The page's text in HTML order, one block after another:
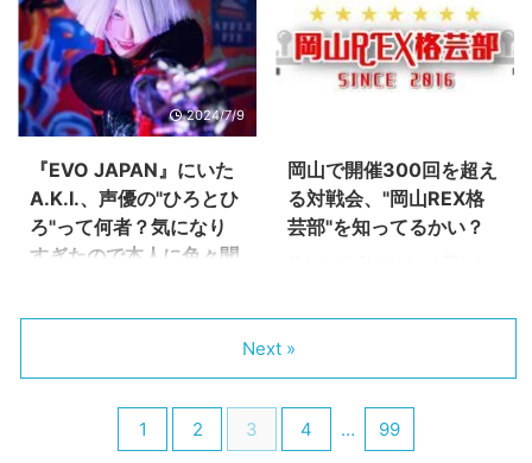
対 ...
な……？」 「どれくらいやればマ
スターになれる？」 そんな『ス
トリートファイター6』初心者の
疑問にお答えするべく、本作から
格ゲーを始めた人または本作から
から格ゲーを本格的にやり込み始
施。 今回はその結果をお伝えし
ます。 （総回答数38件） あなた
が主に使用している操作方法を教
えてください。 ※回答数33件。
ン使用者が60％、クラシックが
立川Bridgeさん。 『ストリート
ファイター6』（スト6）、『ギ
ルティギアストライブ』
（GGST）、『鉄拳8』などの格
が“1時間500円でソフトドリンク
飲み放題付き”というバグった価
格設定。 これが本当なのか、実
にお話を伺ってみました。 1時間
500円でドリンクバー付き。こん
2024/7/9
『EVO JAPAN』にいた
A.K.I.、声優の"ひろとひ
ろ"って何者？気になり
すぎたので本人に色々聞
2024年4月に開催された国内最
会と同じくらい印象に残っていた
のがA.K.I.のコスプレイヤー。キ
岡山で開催300回を超え
る対戦会、"岡山REX格
芸部"を知ってるかい？
る"岡山REX格芸部"をご紹介しち
ゃいます。 対戦会開催数は300
回超！岡山REX格芸部とは 岡山
県某所で毎週金曜夜に『ストリー
トファイター6』（スト6）のオ
1 2 3 4 … 99
Next »